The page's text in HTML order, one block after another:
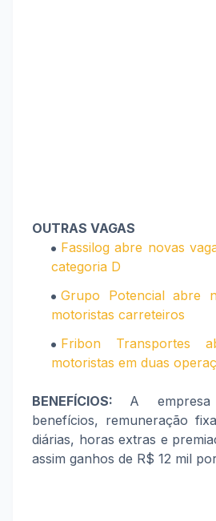
OUTRAS VAGAS
Fassilog abre novas
categoria D
Grupo Potencial abre
motoristas carreteiros
Fribon Transportes
motoristas em duas
BENEFÍCIOS: A
benefícios, remuneração
diárias, horas extras e
assim ganhos de R$ 12 mil